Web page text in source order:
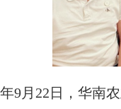
年9月22日，华南